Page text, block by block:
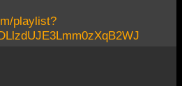
playlist?